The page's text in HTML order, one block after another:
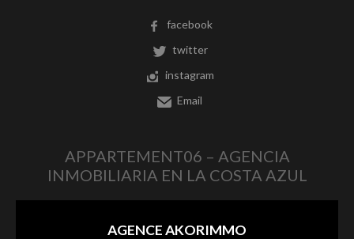
facebook
twitter
instagram
Email
APPARTEMENT06 – AGENCIA
INMOBILIARIA EN LA COSTA AZUL
AGENCE AKORIMMO